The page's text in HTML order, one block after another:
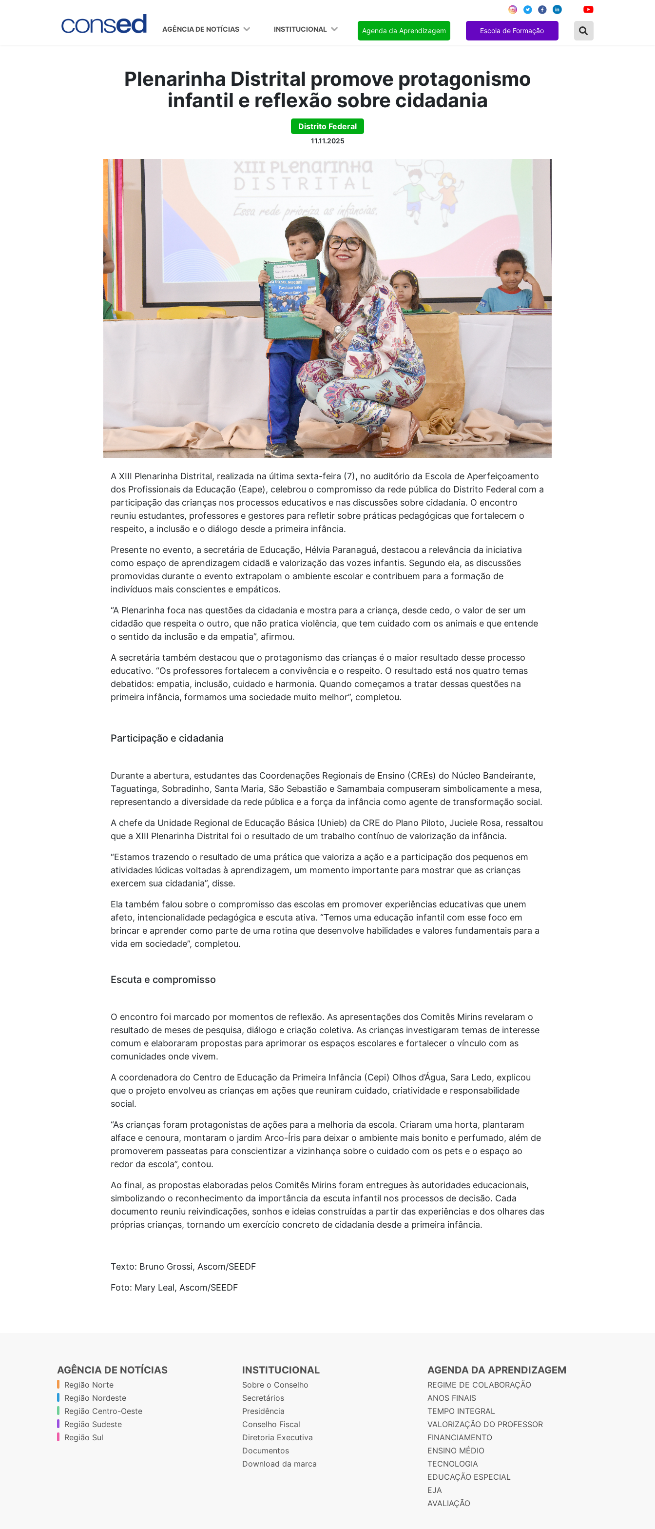
AGÊNCIA DE NOTÍCIAS INSTITUCIONAL Agenda da Aprendizagem Escola de Formação
Plenarinha Distrital promove protagonismo
infantil e reflexão sobre cidadania
Distrito Federal
11.11.2025
A XIII Plenarinha Distrital, realizada na última sexta-feira (7), no auditório da Escola de Aperfeiçoamento
dos Profissionais da Educação (Eape), celebrou o compromisso da rede pública do Distrito Federal com a
participação das crianças nos processos educativos e nas discussões sobre cidadania. O encontro
reuniu estudantes, professores e gestores para refletir sobre práticas pedagógicas que fortalecem o
respeito, a inclusão e o diálogo desde a primeira infância.
Presente no evento, a secretária de Educação, Hélvia Paranaguá, destacou a relevância da iniciativa
como espaço de aprendizagem cidadã e valorização das vozes infantis. Segundo ela, as discussões
promovidas durante o evento extrapolam o ambiente escolar e contribuem para a formação de
indivíduos mais conscientes e empáticos.
“A Plenarinha foca nas questões da cidadania e mostra para a criança, desde cedo, o valor de ser um
cidadão que respeita o outro, que não pratica violência, que tem cuidado com os animais e que entende
o sentido da inclusão e da empatia”, afirmou.
A secretária também destacou que o protagonismo das crianças é o maior resultado desse processo
educativo. “Os professores fortalecem a convivência e o respeito. O resultado está nos quatro temas
debatidos: empatia, inclusão, cuidado e harmonia. Quando começamos a tratar dessas questões na
primeira infância, formamos uma sociedade muito melhor”, completou.
Participação e cidadania
Durante a abertura, estudantes das Coordenações Regionais de Ensino (CREs) do Núcleo Bandeirante,
Taguatinga, Sobradinho, Santa Maria, São Sebastião e Samambaia compuseram simbolicamente a mesa,
representando a diversidade da rede pública e a força da infância como agente de transformação social.
A chefe da Unidade Regional de Educação Básica (Unieb) da CRE do Plano Piloto, Juciele Rosa, ressaltou
que a XIII Plenarinha Distrital foi o resultado de um trabalho contínuo de valorização da infância.
“Estamos trazendo o resultado de uma prática que valoriza a ação e a participação dos pequenos em
atividades lúdicas voltadas à aprendizagem, um momento importante para mostrar que as crianças
exercem sua cidadania”, disse.
Ela também falou sobre o compromisso das escolas em promover experiências educativas que unem
afeto, intencionalidade pedagógica e escuta ativa. “Temos uma educação infantil com esse foco em
brincar e aprender como parte de uma rotina que desenvolve habilidades e valores fundamentais para a
vida em sociedade”, completou.
Escuta e compromisso
O encontro foi marcado por momentos de reflexão. As apresentações dos Comitês Mirins revelaram o
resultado de meses de pesquisa, diálogo e criação coletiva. As crianças investigaram temas de interesse
comum e elaboraram propostas para aprimorar os espaços escolares e fortalecer o vínculo com as
comunidades onde vivem.
A coordenadora do Centro de Educação da Primeira Infância (Cepi) Olhos d’Água, Sara Ledo, explicou
que o projeto envolveu as crianças em ações que reuniram cuidado, criatividade e responsabilidade
social.
“As crianças foram protagonistas de ações para a melhoria da escola. Criaram uma horta, plantaram
alface e cenoura, montaram o jardim Arco-Íris para deixar o ambiente mais bonito e perfumado, além de
promoverem passeatas para conscientizar a vizinhança sobre o cuidado com os pets e o espaço ao
redor da escola”, contou.
Ao final, as propostas elaboradas pelos Comitês Mirins foram entregues às autoridades educacionais,
simbolizando o reconhecimento da importância da escuta infantil nos processos de decisão. Cada
documento reuniu reivindicações, sonhos e ideias construídas a partir das experiências e dos olhares das
próprias crianças, tornando um exercício concreto de cidadania desde a primeira infância.
Texto: Bruno Grossi, Ascom/SEEDF
Foto: Mary Leal, Ascom/SEEDF
AGÊNCIA DE NOTÍCIAS
Região Norte
Região Nordeste
Região Centro-Oeste
Região Sudeste
Região Sul
INSTITUCIONAL
Sobre o Conselho
Secretários
Presidência
Conselho Fiscal
Diretoria Executiva
Documentos
Download da marca
AGENDA DA APRENDIZAGEM
REGIME DE COLABORAÇÃO
ANOS FINAIS
TEMPO INTEGRAL
VALORIZAÇÃO DO PROFESSOR
FINANCIAMENTO
ENSINO MÉDIO
TECNOLOGIA
EDUCAÇÃO ESPECIAL
EJA
AVALIAÇÃO